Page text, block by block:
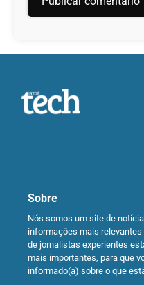
Sobre
Nós somos um site de
informações mais
de jornalistas experientes
mais importantes, para que
informado(a) sobre o que